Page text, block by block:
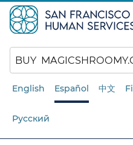
English Español 中文
Русский